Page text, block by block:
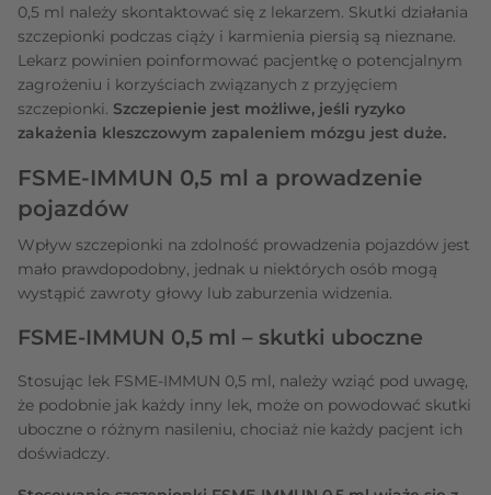
0,5 ml należy skontaktować się z lekarzem. Skutki działania
szczepionki podczas ciąży i karmienia piersią są nieznane.
Lekarz powinien poinformować pacjentkę o potencjalnym
zagrożeniu i korzyściach związanych z przyjęciem
szczepionki. Szczepienie jest możliwe, jeśli ryzyko
zakażenia kleszczowym zapaleniem mózgu jest duże.
FSME-IMMUN 0,5 ml a prowadzenie
pojazdów
Wpływ szczepionki na zdolność prowadzenia pojazdów jest
mało prawdopodobny, jednak u niektórych osób mogą
wystąpić zawroty głowy lub zaburzenia widzenia.
FSME-IMMUN 0,5 ml – skutki uboczne
Stosując lek FSME-IMMUN 0,5 ml, należy wziąć pod uwagę,
że podobnie jak każdy inny lek, może on powodować skutki
uboczne o różnym nasileniu, chociaż nie każdy pacjent ich
doświadczy.